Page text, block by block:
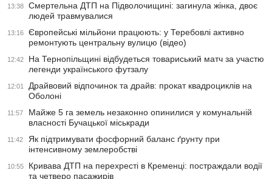
13:38
Смертельна ДТП на Підволочищині: загинула жінка, двоє
людей травмувалися
13:16
Європейські мільйони працюють: у Теребовлі активно
ремонтують центральну вулицю (відео)
12:42
На Тернопільщині відбудеться товариський матч за участю
легенди українського футзалу
12:01
Драйвовий відпочинок та драйв: прокат квадроциклів на
Оболоні
11:57
Майже 5 га земель незаконно опинилися у комунальній
власності Бучацької міськради
11:42
Як підтримувати фосфорний баланс ґрунту при
інтенсивному землеробстві
10:55
Кривава ДТП на перехресті в Кременці: постраждали водії
та четверо пасажирів